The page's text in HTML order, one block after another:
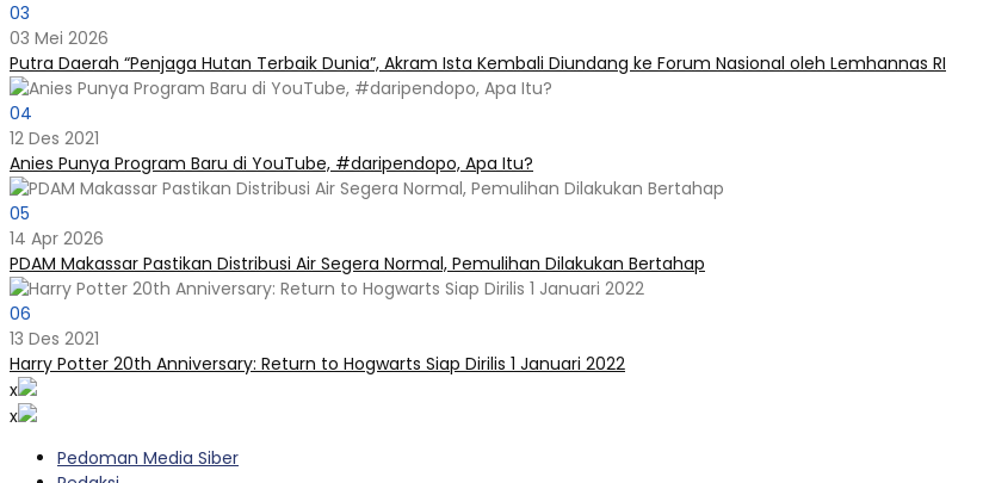
03
03 Mei 2026
Putra Daerah “Penjaga Hutan Terbaik Dunia”, Akram Ista Kembali Diundang ke Forum Nasional oleh Lemhannas RI
04
12 Des 2021
Anies Punya Program Baru di YouTube, #daripendopo, Apa Itu?
05
14 Apr 2026
PDAM Makassar Pastikan Distribusi Air Segera Normal, Pemulihan Dilakukan Bertahap
06
13 Des 2021
Harry Potter 20th Anniversary: Return to Hogwarts Siap Dirilis 1 Januari 2022
x
x
Pedoman Media Siber